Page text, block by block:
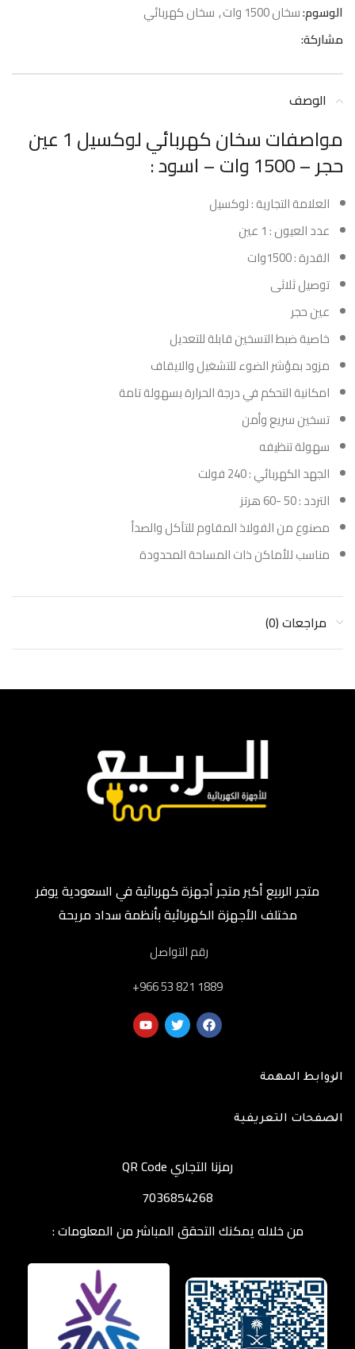
الوسوم:سخان 1500 وات , سخان كهربائي
مشاركة:
الوصف
مواصفات سخان كهربائي لوكسيل 1 عين
حجر – 1500 وات – اسود :
العلامة التجارية : لوكسيل
عدد العيون : 1 عين
القدرة : 1500وات
توصيل ثلاثى
عين حجر
خاصية ضبط التسخين قابلة للتعديل
مزود بمؤشر الضوء للتشغيل والايقاف
امكانية التحكم في درجة الحرارة بسهولة تامة
تسخين سريع وأمن
سهولة تنظيفه
الجهد الكهربائي : 240 فولت
التردد : 50 -60 هرتز
مصنوع من الفولاذ المقاوم للتآكل والصدأ
مناسب للأماكن ذات المساحة المحدودة
مراجعات (0)
متجر الربيع أكبر متجر أجهزة كهربائية في السعودية يوفر
مختلف الأجهزة الكهربائية بأنظمة سداد مريحة
رقم التواصل
‎+966 53 821 1889
الروابط المهمة
الصفحات التعريفية
رمزنا التجاري QR Code
7036854268
من خلاله يمكنك التحقق المباشر من المعلومات :